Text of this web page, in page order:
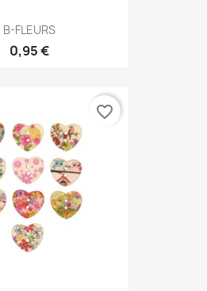
B-FLEURS
0,95 €
favorite_border